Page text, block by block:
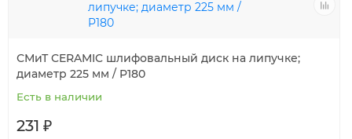
СМиТ CERAMIC шлифовальный диск на липучке;
диаметр 225 мм / P180
Есть в наличии
231 ₽